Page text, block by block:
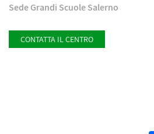
Sede Grandi Scuole Salerno
CONTATTA IL CENTRO